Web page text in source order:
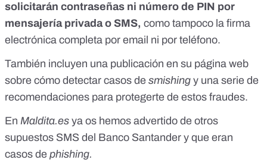
solicitarán contraseñas ni número de PIN por
mensajería privada o SMS, como tampoco la firma
electrónica completa por email ni por teléfono.
También incluyen una publicación en su página web
sobre cómo detectar casos de smishing y una serie de
recomendaciones para protegerte de estos fraudes.
En Maldita.es ya os hemos advertido de otros
supuestos SMS del Banco Santander y que eran
casos de phishing.